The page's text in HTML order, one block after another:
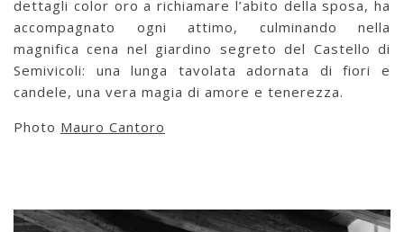
dettagli color oro a richiamare l’abito della sposa, ha
accompagnato ogni attimo, culminando nella
magnifica cena nel giardino segreto del Castello di
Semivicoli: una lunga tavolata adornata di fiori e
candele, una vera magia di amore e tenerezza.
Photo Mauro Cantoro